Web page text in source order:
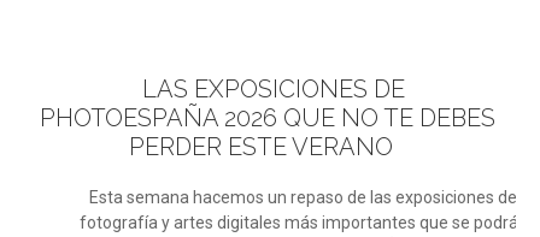
LAS EXPOSICIONES DE
PHOTOESPAÑA 2026 QUE NO TE DEBES
PERDER ESTE VERANO
Esta semana hacemos un repaso de las exposiciones de
fotografía y artes digitales más importantes que se podrán